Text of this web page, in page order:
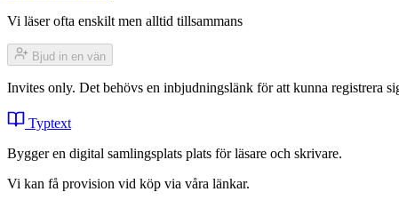
Vi läser ofta enskilt men alltid tillsammans
Bjud in en vän
Invites only. Det behövs en inbjudningslänk för att kunna registrera
Typtext
Bygger en digital samlingsplats plats för läsare och skrivare.
Vi kan få provision vid köp via våra länkar.